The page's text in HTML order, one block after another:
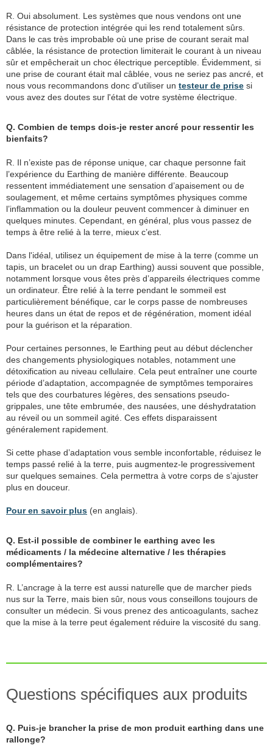
R. Oui absolument. Les systèmes que nous vendons ont une
résistance de protection intégrée qui les rend totalement sûrs.
Dans le cas très improbable où une prise de courant serait mal
câblée, la résistance de protection limiterait le courant à un niveau
sûr et empêcherait un choc électrique perceptible. Évidemment, si
une prise de courant était mal câblée, vous ne seriez pas ancré, et
nous vous recommandons donc d'utiliser un testeur de prise si
vous avez des doutes sur l'état de votre système électrique.
Q. Combien de temps dois-je rester ancré pour ressentir les
bienfaits?
R. Il n’existe pas de réponse unique, car chaque personne fait
l’expérience du Earthing de manière différente. Beaucoup
ressentent immédiatement une sensation d’apaisement ou de
soulagement, et même certains symptômes physiques comme
l’inflammation ou la douleur peuvent commencer à diminuer en
quelques minutes. Cependant, en général, plus vous passez de
temps à être relié à la terre, mieux c’est.
Dans l'idéal, utilisez un équipement de mise à la terre (comme un
tapis, un bracelet ou un drap Earthing) aussi souvent que possible,
notamment lorsque vous êtes près d’appareils électriques comme
un ordinateur. Être relié à la terre pendant le sommeil est
particulièrement bénéfique, car le corps passe de nombreuses
heures dans un état de repos et de régénération, moment idéal
pour la guérison et la réparation.
Pour certaines personnes, le Earthing peut au début déclencher
des changements physiologiques notables, notamment une
détoxification au niveau cellulaire. Cela peut entraîner une courte
période d’adaptation, accompagnée de symptômes temporaires
tels que des courbatures légères, des sensations pseudo-
grippales, une tête embrumée, des nausées, une déshydratation
au réveil ou un sommeil agité. Ces effets disparaissent
généralement rapidement.
Si cette phase d’adaptation vous semble inconfortable, réduisez le
temps passé relié à la terre, puis augmentez-le progressivement
sur quelques semaines. Cela permettra à votre corps de s’ajuster
plus en douceur.
Pour en savoir plus (en anglais).
Q. Est-il possible de combiner le earthing avec les
médicaments / la médecine alternative / les thérapies
complémentaires?
R. L’ancrage à la terre est aussi naturelle que de marcher pieds
nus sur la Terre, mais bien sûr, nous vous conseillons toujours de
consulter un médecin. Si vous prenez des anticoagulants, sachez
que la mise à la terre peut également réduire la viscosité du sang.
Questions spécifiques aux produits
Q. Puis-je brancher la prise de mon produit earthing dans une
rallonge?